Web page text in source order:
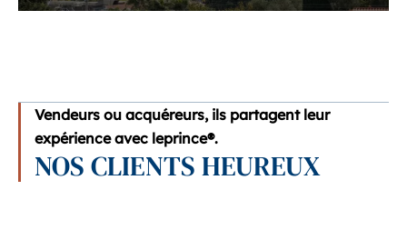
Vendeurs ou acquéreurs, ils partagent leur
expérience avec leprince®.
NOS CLIENTS HEUREUX